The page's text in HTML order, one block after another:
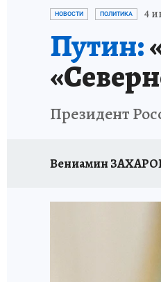
НОВОСТИ ПОЛИТИКА 4
Путин:
Президент
Вениамин